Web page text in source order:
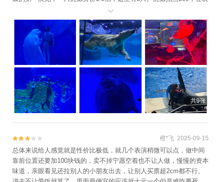
演场一楼有个窗口也可以拍，要等，避开玻璃反光 有一群美人鱼，蛇
年里面还混了2条美女蛇。海狮和海豚表演感觉一般。4d影院和啥圆幕
电影就不咋地了。 漂流需要排队一个小时放弃。过山车在检修，真的
好长，可惜了

共9张

 橙*飞 2025-09-15
总体来说给人感觉就是性价比极低，就几个表演稍微可以点，做中间
靠前位置还要加100块钱的，卖不掉宁愿空着也不让人做，慢慢的资本
味道，亲眼看见还拉别人的小朋友出去，让别人买票超2cm都不行。